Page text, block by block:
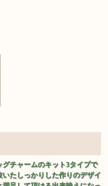
チャームのキット3タイプで
たしっかりした作りのデザイ